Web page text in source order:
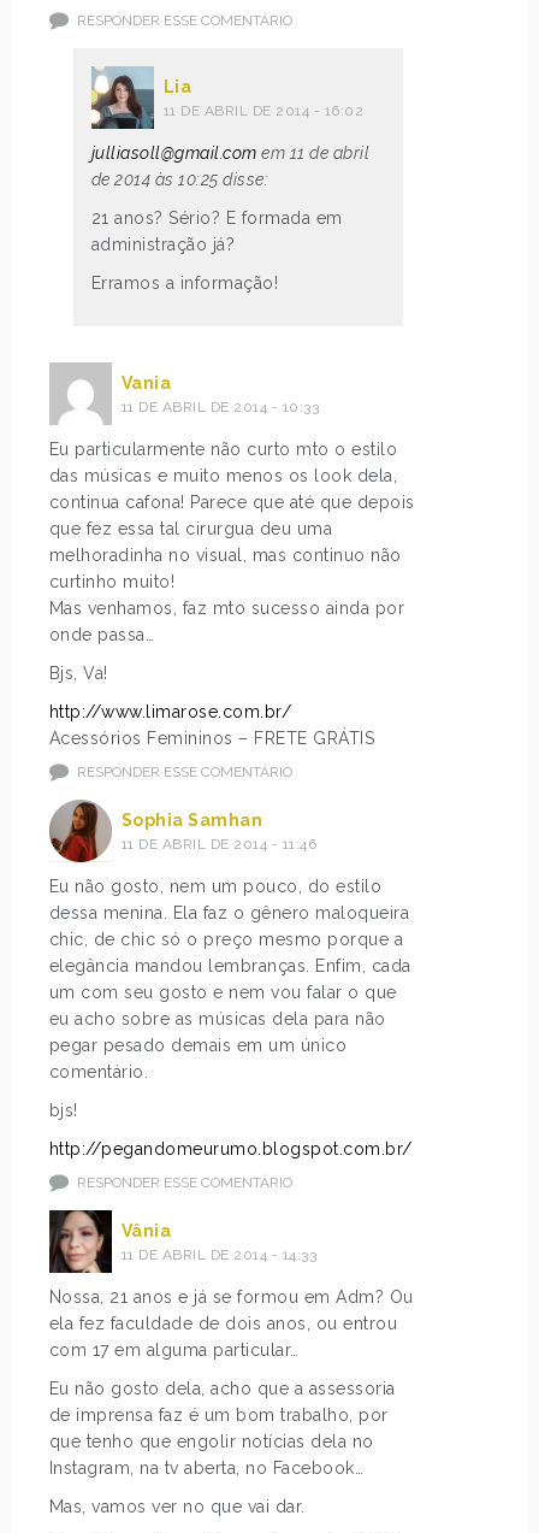
RESPONDER ESSE COMENTÁRIO
Lia
11 DE ABRIL DE 2014 - 16:02
julliasoll@gmail.com em 11 de abril
de 2014 às 10:25 disse:
21 anos? Sério? E formada em
administração já?
Erramos a informação!
Vania
11 DE ABRIL DE 2014 - 10:33
Eu particularmente não curto mto o estilo
das músicas e muito menos os look dela,
continua cafona! Parece que até que depois
que fez essa tal cirurgua deu uma
melhoradinha no visual, mas continuo não
curtinho muito!
Mas venhamos, faz mto sucesso ainda por
onde passa…
Bjs, Va!
http://www.limarose.com.br/
Acessórios Femininos – FRETE GRÁTIS
RESPONDER ESSE COMENTÁRIO
Sophia Samhan
11 DE ABRIL DE 2014 - 11:46
Eu não gosto, nem um pouco, do estilo
dessa menina. Ela faz o gênero maloqueira
chic, de chic só o preço mesmo porque a
elegância mandou lembranças. Enfim, cada
um com seu gosto e nem vou falar o que
eu acho sobre as músicas dela para não
pegar pesado demais em um único
comentário.
bjs!
http://pegandomeurumo.blogspot.com.br/
RESPONDER ESSE COMENTÁRIO
Vânia
11 DE ABRIL DE 2014 - 14:33
Nossa, 21 anos e já se formou em Adm? Ou
ela fez faculdade de dois anos, ou entrou
com 17 em alguma particular…
Eu não gosto dela, acho que a assessoria
de imprensa faz é um bom trabalho, por
que tenho que engolir notícias dela no
Instagram, na tv aberta, no Facebook…
Mas, vamos ver no que vai dar.